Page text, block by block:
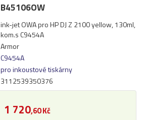
B45106OW
ink-jet OWA pro HP DJ Z 2100 yellow, 130ml,
kom.s C9454A
Armor
C9454A
pro inkoustové tiskárny
3112539350376
1 720,60 Kč